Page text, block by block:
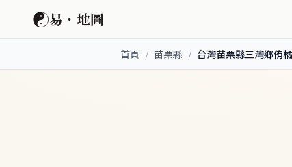
☯易．地圖
首頁 / 苗栗縣 / 台灣苗栗縣三灣鄉侑